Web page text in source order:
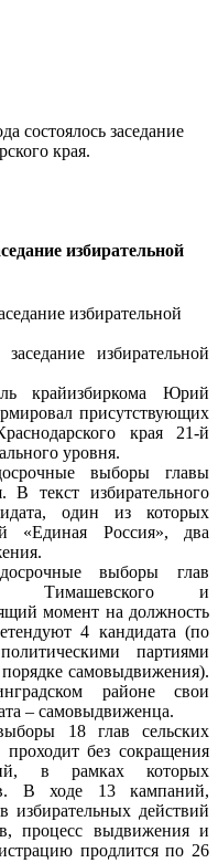
состоялось заседание
края.
избирательной
избирательной
крайизбиркома Юрий
присутствующих
края 21-й
уровня.
выборы главы
В текст избирательного
один из которых
«Единая Россия», два
выборы глав
Тимашевского и
момент на должность
4 кандидата (по
партиями
самовыдвижения).
районе свои
– самовыдвиженца.
18 глав сельских
без сокращения
в рамках которых
В ходе 13 кампаний,
избирательных действий
процесс выдвижения и
продлится по 26